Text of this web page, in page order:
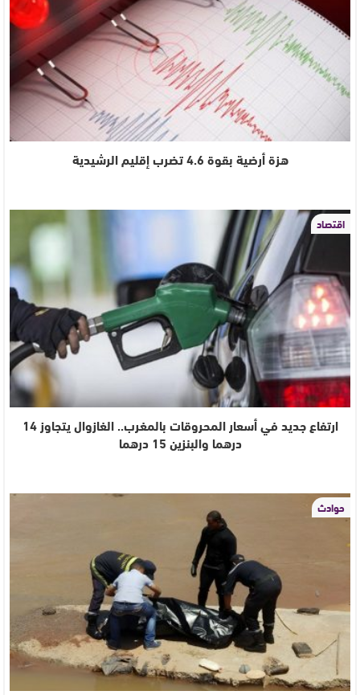
هزة أرضية بقوة 4.6 تضرب إقليم الرشيدية
اقتصاد
ارتفاع جديد في أسعار المحروقات بالمغرب.. الغازوال يتجاوز 14
درهما والبنزين 15 درهما
حوادث